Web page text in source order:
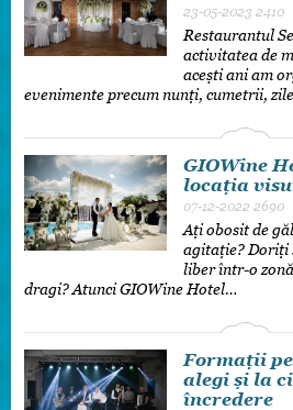
23-05-2023 2410
Restaurantul
activitatea de
acești ani am
evenimente precum nunți, cumetrii,
GIOWine
locația
07-12-2022 2690
Ați obosit de
agitație? Doriți
liber într-o
dragi? Atunci GIOWine Hotel…
Formaţii
alegi şi la
încredere